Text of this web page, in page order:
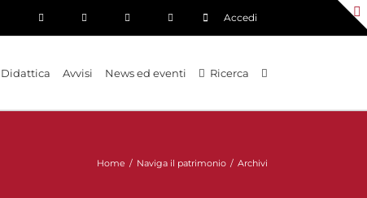
Accedi
Didattica Avvisi News ed eventi Ricerca
Home / Naviga il patrimonio / Archivi